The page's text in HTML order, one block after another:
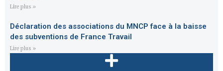
Lire plus »
Déclaration des associations du MNCP face à la baisse
des subventions de France Travail
Lire plus »